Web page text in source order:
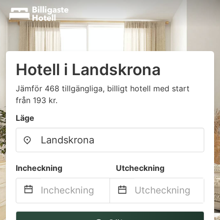
Hotell i Landskrona
Jämför 468 tillgängliga, billigt hotell med start
från 193 kr.
Läge
Incheckning Utcheckning
Navigate
Navigate